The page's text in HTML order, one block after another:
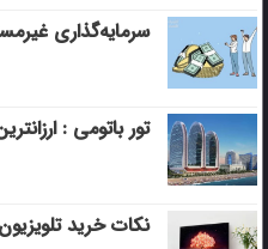
سرمایه‌گذاری
تور باتومی :
نکات خرید تلویزیون ۲۰۲۳